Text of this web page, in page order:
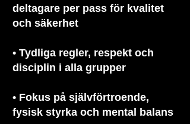
deltagare per pass för kvalitet
och säkerhet
• Tydliga regler, respekt och
disciplin i alla grupper
• Fokus på självförtroende,
fysisk styrka och mental balans